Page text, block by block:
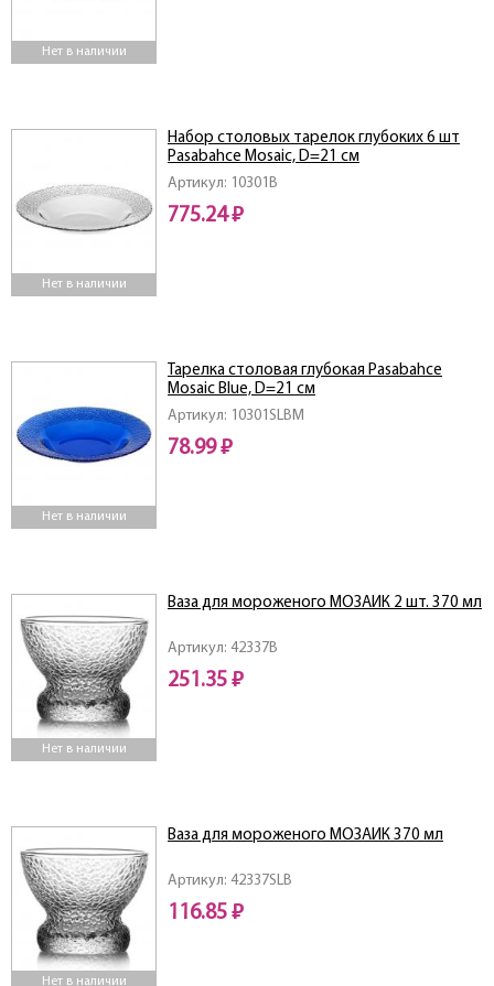
Нет в наличии
Нет в наличии
Артикул: 10301B
Набор столовых тарелок глубоких 6 шт
Pasabahce Mosaic, D=21 см
775.24 ₽
Нет в наличии
Артикул: 10301SLBM
Тарелка столовая глубокая Pasabahce
Mosaic Blue, D=21 см
78.99 ₽
Нет в наличии
Артикул: 42337B
Ваза для мороженого МОЗАИК 2 шт. 370 мл
251.35 ₽
Нет в наличии
Артикул: 42337SLB
Ваза для мороженого МОЗАИК 370 мл
116.85 ₽